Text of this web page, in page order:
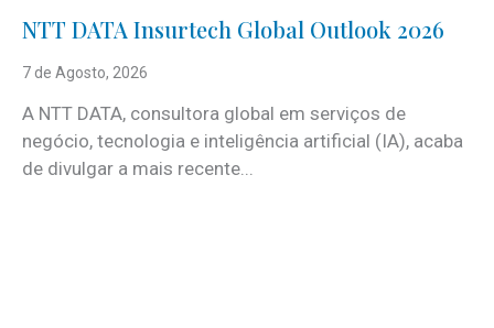
NTT DATA Insurtech Global Outlook 2026
7 de Agosto, 2026
A NTT DATA, consultora global em serviços de
negócio, tecnologia e inteligência artificial (IA), acaba
de divulgar a mais recente...